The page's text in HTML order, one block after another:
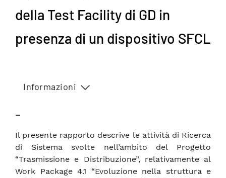
della Test Facility di GD in
presenza di un dispositivo SFCL
Informazioni
–
Il presente rapporto descrive le attività di Ricerca
di Sistema svolte nell’ambito del Progetto
“Trasmissione e Distribuzione”, relativamente al
Work Package 4.1 “Evoluzione nella struttura e